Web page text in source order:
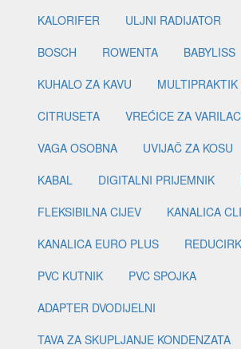
KALORIFER
ULJNI RADIJATOR
BOSCH
ROWENTA BABYLISS
KUHALO ZA KAVU
MULTIPRAKTIK
CITRUSETA
VREĆICE ZA
VAGA OSOBNA
UVIJAČ ZA KOSU
KABAL
DIGITALNI PRIJEMNIK
FLEKSIBILNA CIJEV
KANALICA
KANALICA EURO PLUS
PVC KUTNIK
PVC SPOJKA
ADAPTER DVODIJELNI
TAVA ZA SKUPLJANJE KONDENZATA